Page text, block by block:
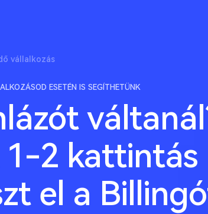
vállalkozás
ESETÉN IS SEGÍTHETÜNK
1-2 kattintás
el a